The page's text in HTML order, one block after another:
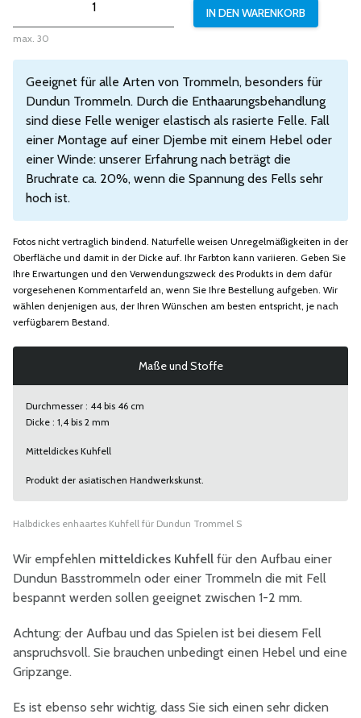
max. 30
Geeignet für alle Arten von Trommeln, besonders für
Dundun Trommeln. Durch die Enthaarungsbehandlung
sind diese Felle weniger elastisch als rasierte Felle. Fall
einer Montage auf einer Djembe mit einem Hebel oder
einer Winde: unserer Erfahrung nach beträgt die
Bruchrate ca. 20%, wenn die Spannung des Fells sehr
hoch ist.
Fotos nicht vertraglich bindend. Naturfelle weisen Unregelmäßigkeiten in der
Oberfläche und damit in der Dicke auf. Ihr Farbton kann variieren. Geben Sie
Ihre Erwartungen und den Verwendungszweck des Produkts in dem dafür
vorgesehenen Kommentarfeld an, wenn Sie Ihre Bestellung aufgeben. Wir
wählen denjenigen aus, der Ihren Wünschen am besten entspricht, je nach
verfügbarem Bestand.
Maße und Stoffe
Durchmesser : 44 bis 46 cm
Dicke : 1,4 bis 2 mm
Mitteldickes Kuhfell
Produkt der asiatischen Handwerkskunst.
Halbdickes enhaartes Kuhfell für Dundun Trommel S
Wir empfehlen mitteldickes Kuhfell für den Aufbau einer
Dundun Basstrommeln oder einer Trommeln die mit Fell
bespannt werden sollen geeignet zwischen 1-2 mm.
Achtung: der Aufbau und das Spielen ist bei diesem Fell
anspruchsvoll. Sie brauchen unbedingt einen Hebel und eine
Gripzange.
Es ist ebenso sehr wichtig, dass Sie sich einen sehr dicken